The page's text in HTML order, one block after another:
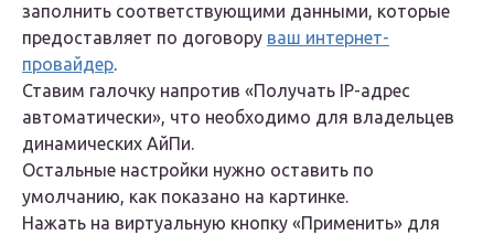
заполнить соответствующими данными, которые
предоставляет по договору ваш интернет-
провайдер.
Ставим галочку напротив «Получать IP-адрес
автоматически», что необходимо для владельцев
динамических АйПи.
Остальные настройки нужно оставить по
умолчанию, как показано на картинке.
Нажать на виртуальную кнопку «Применить» для